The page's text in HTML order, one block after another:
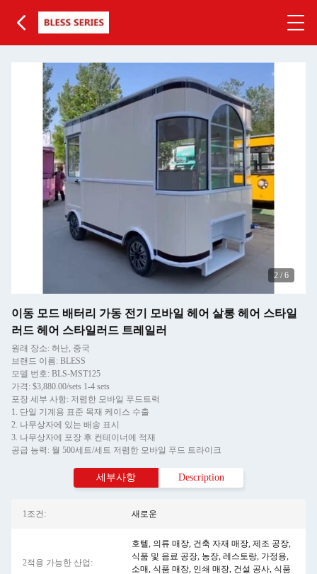
3 / 6
이동 모드 배터리 가동 전기 모바일 헤어 살롱 헤어 스타일
러드 헤어 스타일러드 트레일러
원래 장소: 허난, 중국
브랜드 이름: BLESS
모델 번호: BLS-MST125
가격: $3,880.00/sets 1-4 sets
포장 세부 사항: 저렴한 모바일 푸드트럭
1. 단일 기계용 표준 목재 케이스 수출
2. 나무상자에 있는 배송 표시
3. 나무상자에 포장 후 컨테이너에 적재
공급 능력: 월 500세트/세트 저렴한 모바일 푸드 트라이크
세부사항 Description
1조건: 새로운
2적용 가능한 산업:
호텔, 의류 매장, 건축 자재 매장, 제조 공장,
식품 및 음료 공장, 농장, 레스토랑, 가정용,
소매, 식품 매장, 인쇄 매장, 건설 공사, 식품